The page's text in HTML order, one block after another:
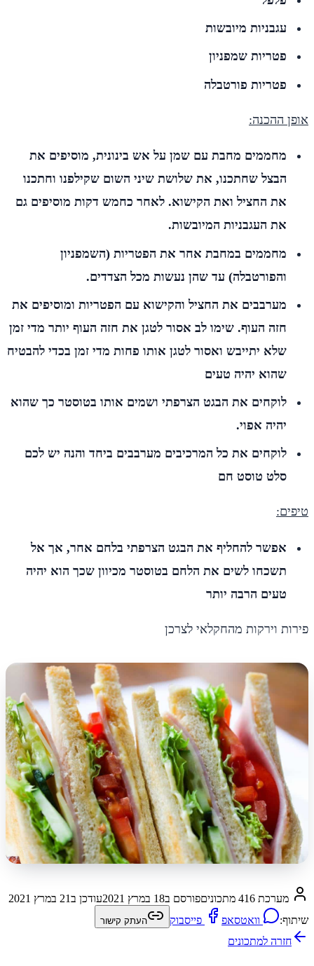
עגבניות מיובשות
פטריות שמפניון
פטריות פורטבלה
אופן ההכנה:
מחממים מחבת עם שמן על אש בינונית, מוסיפים את
הבצל שחתכנו, את שלושת שיני השום שקילפנו וחתכנו
את החציל ואת הקישוא. לאחר כחמש דקות מוסיפים גם
את העגבניות המיובשות.
מחממים במחבת אחר את הפטריות (השמפניון
והפורטבלה) עד שהן נעשות מכל הצדדים.
מערבבים את החציל והקישוא עם הפטריות ומוסיפים את
חזה העוף. שימו לב אסור לטגן את חזה העוף יותר מדי זמן
שלא יתייבש ואסור לטגן אותו פחות מדי זמן בכדי להבטיח
שהוא יהיה טעים
לוקחים את הבגט הצרפתי ושמים אותו בטוסטר כך שהוא
יהיה אפוי.
לוקחים את כל המרכיבים מערבבים ביחד והנה יש לכם
סלט טוסט חם
טיפים:
אפשר להחליף את הבגט הצרפתי בלחם אחר, אך אל
תשכחו לשים את הלחם בטוסטר מכיוון שכך הוא יהיה
טעים הרבה יותר
פירות וירקות מהחקלאי לצרכן
מערכת 416 מתכונים פורסם ב18 במרץ 2021 עודכן ב21 במרץ 2021
שיתוף:
וואטסאפ פייסבוק העתק קישור
חזרה למתכונים